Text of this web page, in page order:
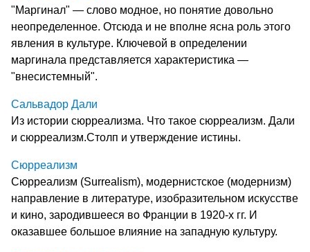
"Маргинал" — слово модное, но понятие довольно
неопределенное. Отсюда и не вполне ясна роль этого
явления в культуре. Ключевой в определении
маргинала представляется характеристика —
"внесистемный".
Сальвадор Дали
Из истории сюрреализма. Что такое сюрреализм. Дали
и сюрреализм.Столп и утверждение истины.
Сюрреализм
Сюрреализм (Surrealism), модернистское (модернизм)
направление в литературе, изобразительном искусстве
и кино, зародившееся во Франции в 1920-х гг. И
оказавшее большое влияние на западную культуру.